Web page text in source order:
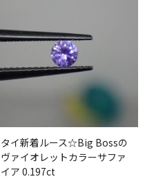
タイ新着ルース☆Big Bossの
ヴァイオレットカラーサファ
イア 0.197ct